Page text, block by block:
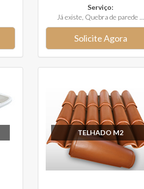
Serviço:
Já existe, Quebra de parede ...
Solicite Agora
TELHADO M2